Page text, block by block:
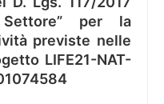
per la
previste nelle
LIFE21-NAT-